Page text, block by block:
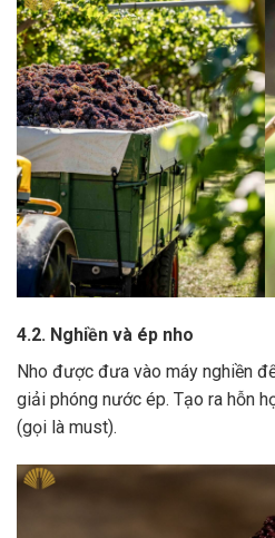
4.2. Nghiền và ép nho
Nho được đưa vào máy nghiền
giải phóng nước ép. Tạo ra hỗn
(gọi là must).